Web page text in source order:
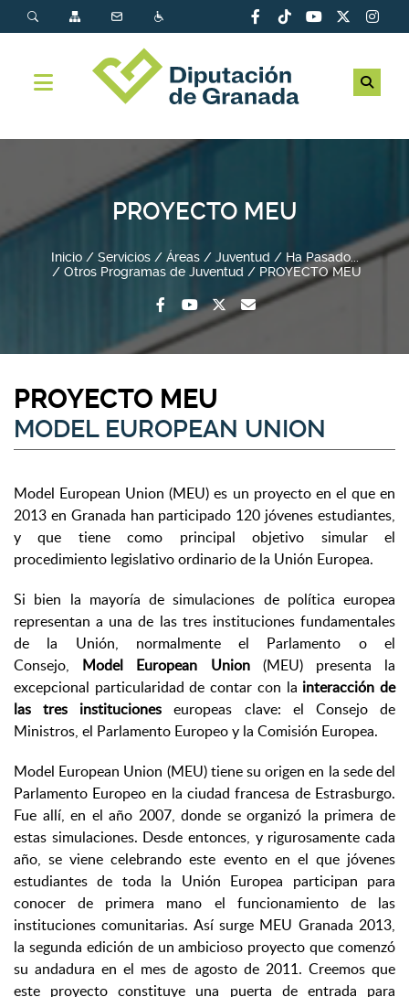
PROYECTO MEU
Inicio Servicios Áreas Juventud
Ha Pasado...
Otros Programas de Juventud
PROYECTO MEU
PROYECTO MEU
MODEL EUROPEAN UNION
Model European Union (MEU) es un proyecto en el que en
2013 en Granada han participado 120 jóvenes estudiantes,
y que tiene como principal objetivo simular el
procedimiento legislativo ordinario de la Unión Europea.
Si bien la mayoría de simulaciones de política europea
representan a una de las tres instituciones fundamentales
de la Unión, normalmente el Parlamento o el
Consejo, Model European Union(MEU) presenta la
excepcional particularidad de contar con la interacción de
las tres institucioneseuropeas clave: el Consejo de
Ministros, el Parlamento Europeo y la Comisión Europea.
Model European Union (MEU) tiene su origen en la sede del
Parlamento Europeo en la ciudad francesa de Estrasburgo.
Fue allí, en el año 2007, donde se organizó la primera de
estas simulaciones. Desde entonces, y rigurosamente cada
año, se viene celebrando este evento en el que jóvenes
estudiantes de toda la Unión Europea participan para
conocer de primera mano el funcionamiento de las
instituciones comunitarias. Así surge MEU Granada 2013,
la segunda edición de un ambicioso proyecto que comenzó
su andadura en el mes de agosto de 2011. Creemos que
este proyecto constituye una puerta de entrada para